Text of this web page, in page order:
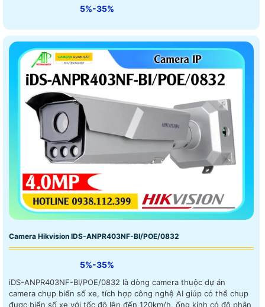
5%-35%
Camera Hikvision IDS-ANPR403NF-BI/POE/0832
5%-35%
iDS-ANPR403NF-BI/POE/0832 là dòng camera thuộc dự án
camera chụp biển số xe, tích hợp công nghệ AI giúp có thể chụp
được biển số xe với tốc độ lên đến 120km/h, ống kính có độ phân